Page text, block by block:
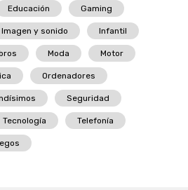
Educación Gaming
Imagen y sonido Infantil
Moda Motor
Ordenadores
Seguridad
Tecnología Telefonía